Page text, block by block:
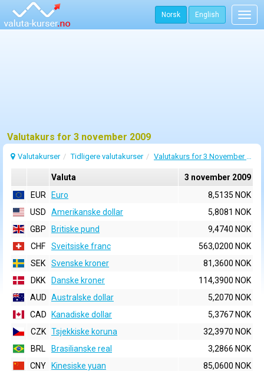
Norsk English
Valutakurs for 3 november 2009
Valutakurser Tidligere valutakurser Valutakurs for 3 November 2009
Valuta
3 november 2009
EUR
Euro
8,5135 NOK
USD
Amerikanske dollar
5,8081 NOK
GBP
Britiske pund
9,4740 NOK
CHF
Sveitsiske franc
563,0200 NOK
SEK
Svenske kroner
81,3600 NOK
DKK
Danske kroner
114,3900 NOK
AUD Australske dollar
5,2070 NOK
CAD
Kanadiske dollar
5,3767 NOK
CZK Tsjekkiske koruna
32,3970 NOK
BRL
Brasilianske real
3,2866 NOK
CNY
Kinesiske yuan
85,0600 NOK